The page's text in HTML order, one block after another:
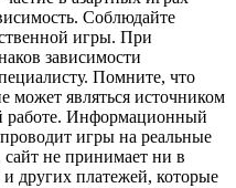
Соблюдайте
игры. При
зависимости
Помните, что
может являться источником
работе. Информационный
игры на реальные
не принимает ни в
других платежей, которые